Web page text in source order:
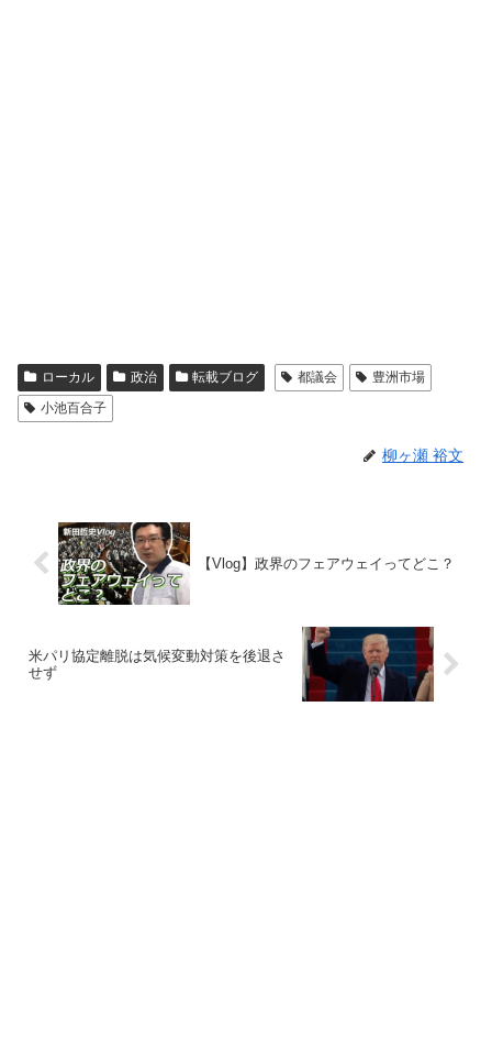
ローカル 政治 転載ブログ 都議会
豊洲市場
小池百合子
柳ヶ瀬 裕文
【Vlog】政界のフェアウェイってどこ？
米パリ協定離脱は気候変動対策を後退さ
せず